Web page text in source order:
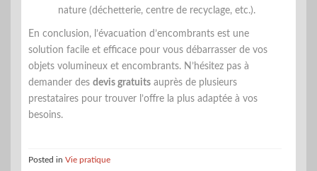
nature (déchetterie, centre de recyclage, etc.).
En conclusion, l’évacuation d’encombrants est une
solution facile et efficace pour vous débarrasser de vos
objets volumineux et encombrants. N’hésitez pas à
demander des devis gratuits auprès de plusieurs
prestataires pour trouver l’offre la plus adaptée à vos
besoins.
Posted in Vie pratique